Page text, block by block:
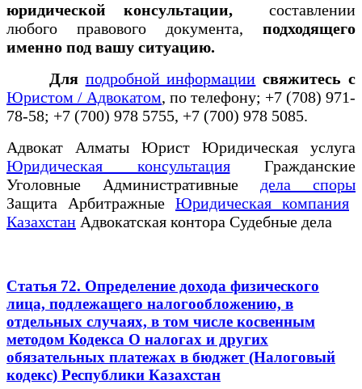
юридической консультации, составлении
любого правового документа, подходящего
именно под вашу ситуацию.
Для подробной информации свяжитесь с
Юристом / Адвокатом, по телефону; +7 (708) 971-
78-58; +7 (700) 978 5755, +7 (700) 978 5085.
Адвокат Алматы Юрист Юридическая услуга
Юридическая консультацияГражданские
Уголовные Административные дела споры
Защита Арбитражные Юридическая компания
Казахстан Адвокатская контора Судебные дела
Статья 72. Определение дохода физического
лица, подлежащего налогообложению, в
отдельных случаях, в том числе косвенным
методом Кодекса О налогах и других
обязательных платежах в бюджет (Налоговый
кодекс) Республики Казахстан